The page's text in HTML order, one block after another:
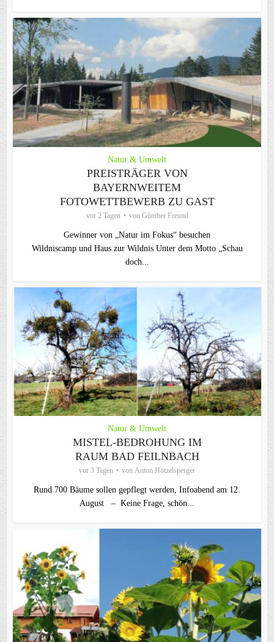
Natur & Umwelt
PREISTRÄGER VON
BAYERNWEITEM
FOTOWETTBEWERB ZU GAST
vor 2 Tagen von Günther Freund
Gewinner von „Natur im Fokus“ besuchen
Wildniscamp und Haus zur Wildnis Unter dem Motto „Schau
doch...
Natur & Umwelt
MISTEL-BEDROHUNG IM
RAUM BAD FEILNBACH
vor 3 Tagen von Anton Hötzelsperger
Rund 700 Bäume sollen gepflegt werden, Infoabend am 12.
August – Keine Frage, schön...